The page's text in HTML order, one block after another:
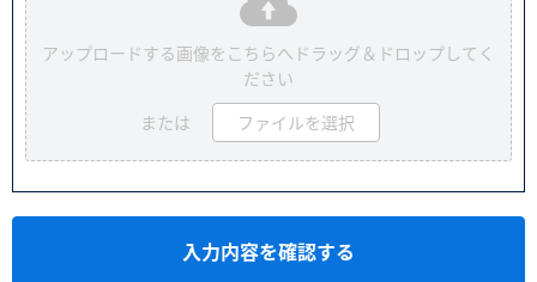
アップロードする画像をこちらへドラッグ＆ドロップしてく
ださい
または ファイルを選択
入力内容を確認する